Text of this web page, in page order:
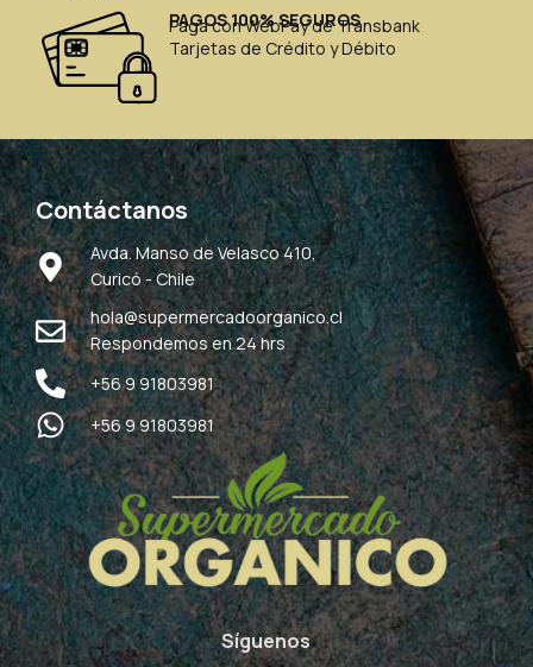
PAGOS 100% SEGUROS
Paga con WebPay de Transbank
Tarjetas de Crédito y Débito
Contáctanos
Avda. Manso de Velasco 410,
Curicó - Chile
hola@supermercadoorganico.cl
Respondemos en 24 hrs
+56 9 91803981
+56 9 91803981
Síguenos